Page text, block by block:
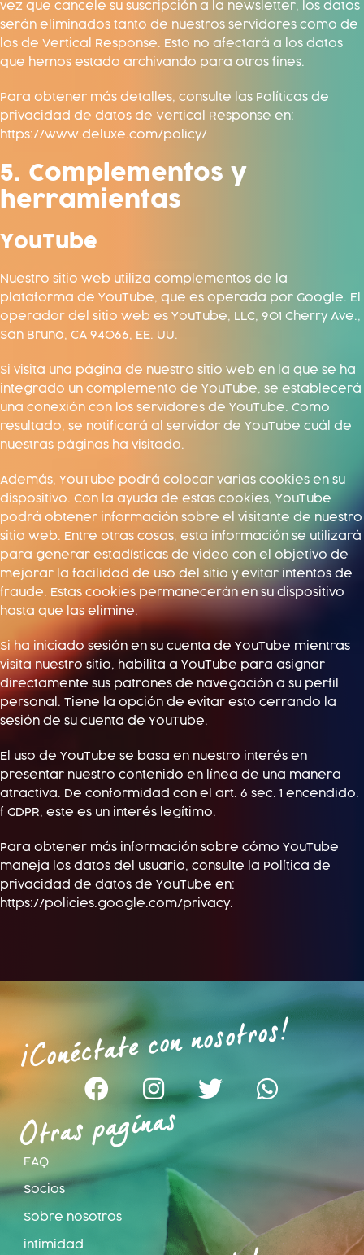
vez que cancele su suscripción a la newsletter, los datos
serán eliminados tanto de nuestros servidores como de
los de Vertical Response. Esto no afectará a los datos
que hemos estado archivando para otros fines.
Para obtener más detalles, consulte las Políticas de
privacidad de datos de Vertical Response en:
https://www.deluxe.com/policy/
5. Complementos y
herramientas
YouTube
Nuestro sitio web utiliza complementos de la
plataforma de YouTube, que es operada por Google. El
operador del sitio web es YouTube, LLC, 901 Cherry Ave.,
San Bruno, CA 94066, EE. UU.
Si visita una página de nuestro sitio web en la que se ha
integrado un complemento de YouTube, se establecerá
una conexión con los servidores de YouTube. Como
resultado, se notificará al servidor de YouTube cuál de
nuestras páginas ha visitado.
Además, YouTube podrá colocar varias cookies en su
dispositivo. Con la ayuda de estas cookies, YouTube
podrá obtener información sobre el visitante de nuestro
sitio web. Entre otras cosas, esta información se utilizará
para generar estadísticas de video con el objetivo de
mejorar la facilidad de uso del sitio y evitar intentos de
fraude. Estas cookies permanecerán en su dispositivo
hasta que las elimine.
Si ha iniciado sesión en su cuenta de YouTube mientras
visita nuestro sitio, habilita a YouTube para asignar
directamente sus patrones de navegación a su perfil
personal. Tiene la opción de evitar esto cerrando la
sesión de su cuenta de YouTube.
El uso de YouTube se basa en nuestro interés en
presentar nuestro contenido en línea de una manera
atractiva. De conformidad con el art. 6 sec. 1 encendido.
f GDPR, este es un interés legítimo.
Para obtener más información sobre cómo YouTube
maneja los datos del usuario, consulte la Política de
privacidad de datos de YouTube en:
https://policies.google.com/privacy.
¡Conéctate con nosotros!
Otras paginas
FAQ
Socios
Sobre nosotros
intimidad